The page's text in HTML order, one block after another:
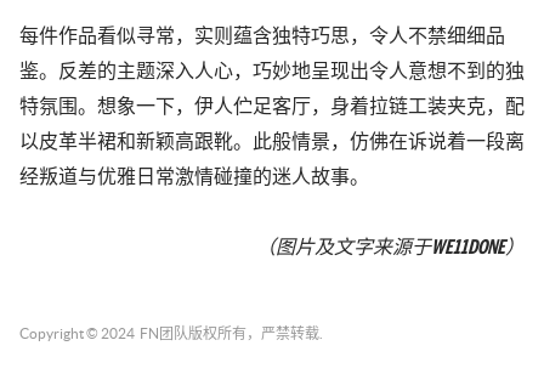
每件作品看似寻常，实则蕴含独特巧思，令人不禁细细品
鉴。反差的主题深入人心，巧妙地呈现出令人意想不到的独
特氛围。想象一下，伊人伫足客厅，身着拉链工装夹克，配
以皮革半裙和新颖高跟靴。此般情景，仿佛在诉说着一段离
经叛道与优雅日常激情碰撞的迷人故事。
（图片及文字来源于WE11DONE）
Copyright © 2024 FN团队 版权所有，严禁转载.